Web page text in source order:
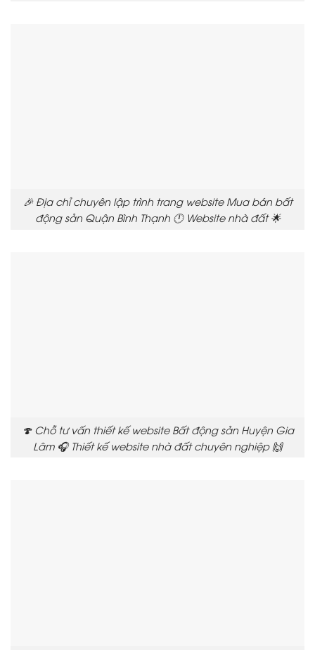
🎉 Địa chỉ chuyên lập trình trang website Mua bán bất
động sản Quận Bình Thạnh 🕛 Website nhà đất 🌟
🍄 Chỗ tư vấn thiết kế website Bất động sản Huyện Gia
Lâm 🎧 Thiết kế website nhà đất chuyên nghiệp 🙌